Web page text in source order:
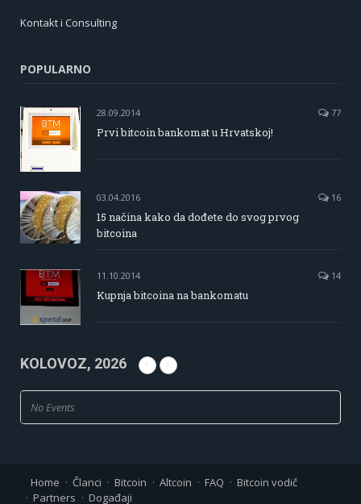
Kontakt i Consulting
POPULARNO
28.09.2014 77
Prvi bitcoin bankomat u Hrvatskoj!
03.04.2016 16
15 načina kako da dođete do svog prvog
bitcoina
11.10.2014 14
Kupnja bitcoina na bankomatu
KOLOVOZ, 2026
No Events
Home Članci Bitcoin Altcoin FAQ
Bitcoin vodič
Partners
Događaji